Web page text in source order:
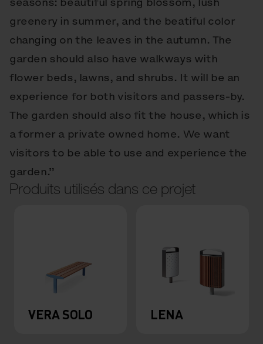
greenery in summer, and the beatiful color
changing on the leaves in the autumn. The
garden should also have walkways with
flower beds, lawns, and shrubs. It will be an
experience for both visitors and passers-by.
The garden should also fit the house, which is
a former a private owned home. We want
visitors to be able to use and experience the
garden.”
Produits utilisés dans ce projet
VERA SOLO LENA